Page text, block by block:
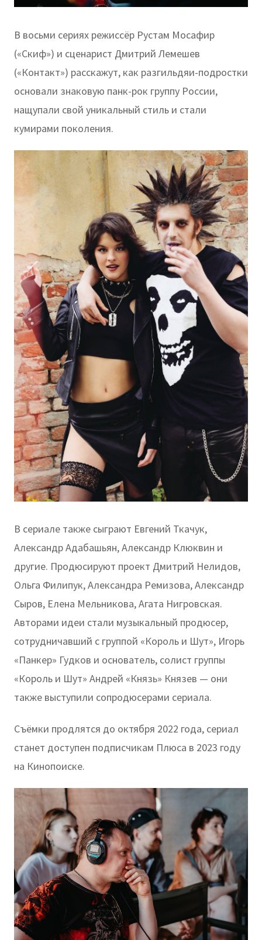
В восьми сериях режиссёр Рустам Мосафир
(«Скиф») и сценарист Дмитрий Лемешев
(«Контакт») расскажут, как разгильдяи-подростки
основали знаковую панк-рок группу России,
нащупали свой уникальный стиль и стали
кумирами поколения.
В сериале также сыграют Евгений Ткачук,
Александр Адабашьян, Александр Клюквин и
другие. Продюсируют проект Дмитрий Нелидов,
Ольга Филипук, Александра Ремизова, Александр
Сыров, Елена Мельникова, Агата Нигровская.
Авторами идеи стали музыкальный продюсер,
сотрудничавший с группой «Король и Шут», Игорь
«Панкер» Гудков и основатель, солист группы
«Король и Шут» Андрей «Князь» Князев — они
также выступили сопродюсерами сериала.
Съёмки продлятся до октября 2022 года, сериал
станет доступен подписчикам Плюса в 2023 году
на Кинопоиске.